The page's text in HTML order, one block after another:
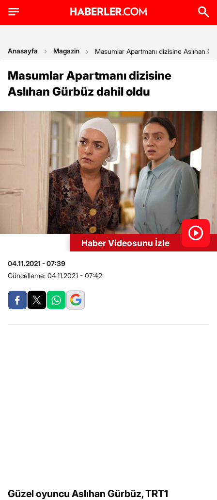
Anasayfa Magazin Masumlar Apartmanı dizisine Aslıhan
Masumlar Apartmanı dizisine
Aslıhan Gürbüz dahil oldu
Haber Videosunu İzle
04.11.2021 - 07:39
Güncelleme: 04.11.2021 - 07:42
Güzel oyuncu Aslıhan Gürbüz, TRT1